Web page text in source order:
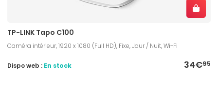
TP-LINK Tapo C100
Caméra intérieur, 1920 x 1080 (Full HD), Fixe, Jour / Nuit, Wi-Fi
34€95
Dispo web : En stock